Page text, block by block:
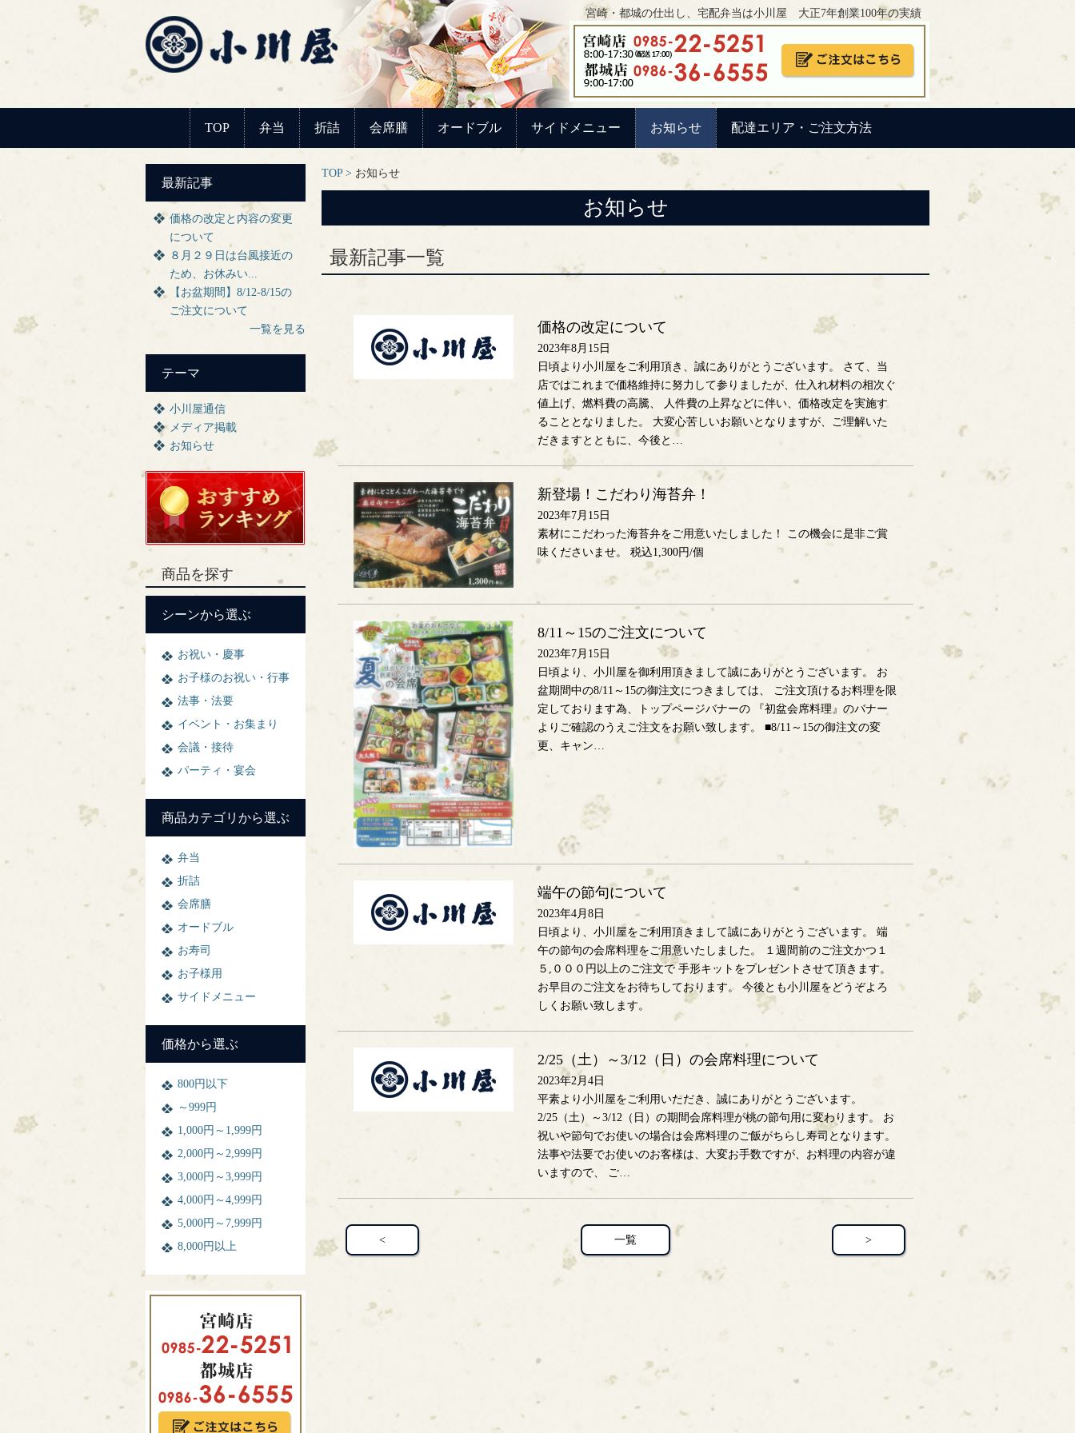
宮崎・都城の仕出し、宅配弁当は小川屋 大正7年創業100年の実績
TOP 弁当 折詰 会席膳 オードブル サイドメニュー お知らせ 配達エリア・ご注文方法
TOP お知らせ
お知らせ
最新記事一覧
価格の改定について
2023年8月15日
日頃より小川屋をご利用頂き、誠にありがとうございます。 さて、当
店ではこれまで価格維持に努力して参りましたが、仕入れ材料の相次ぐ
値上げ、燃料費の高騰、 人件費の上昇などに伴い、価格改定を実施す
ることとなりました。 大変心苦しいお願いとなりますが、ご理解いた
だきますとともに、今後と…
新登場！こだわり海苔弁！
2023年7月15日
素材にこだわった海苔弁をご用意いたしました！ この機会に是非ご賞
味くださいませ。 税込1,300円/個
8/11～15のご注文について
2023年7月15日
日頃より、小川屋を御利用頂きまして誠にありがとうございます。 お
盆期間中の8/11～15の御注文につきましては、 ご注文頂けるお料理を限
定しております為、トップページバナーの 『初盆会席料理』のバナー
よりご確認のうえご注文をお願い致します。 ■8/11～15の御注文の変
更、キャン…
端午の節句について
2023年4月8日
日頃より、小川屋をご利用頂きまして誠にありがとうございます。 端
午の節句の会席料理をご用意いたしました。 １週間前のご注文かつ１
５,０００円以上のご注文で 手形キットをプレゼントさせて頂きます。
お早目のご注文をお待ちしております。 今後とも小川屋をどうぞよろ
しくお願い致します。
2/25（土）～3/12（日）の会席料理について
2023年2月4日
平素より小川屋をご利用いただき、誠にありがとうございます。
2/25（土）～3/12（日）の期間会席料理が桃の節句用に変わります。 お
祝いや節句でお使いの場合は会席料理のご飯がちらし寿司となります。
法事や法要でお使いのお客様は、大変お手数ですが、お料理の内容が違
いますので、 ご…
< 一覧 >
最新記事
価格の改定と内容の変更
について
８月２９日は台風接近の
ため、お休みい...
【お盆期間】8/12-8/15の
ご注文について
一覧を見る
テーマ
小川屋通信
メディア掲載
お知らせ
商品を探す
シーンから選ぶ
お祝い・慶事
お子様のお祝い・行事
法事・法要
イベント・お集まり
会議・接待
パーティ・宴会
商品カテゴリから選ぶ
弁当
折詰
会席膳
オードブル
お寿司
お子様用
サイドメニュー
価格から選ぶ
800円以下
～999円
1,000円～1,999円
2,000円～2,999円
3,000円～3,999円
4,000円～4,999円
5,000円～7,999円
8,000円以上